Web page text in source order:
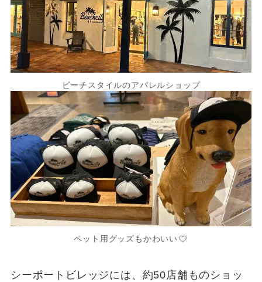
ビーチスタイルのアパレルショップ
ペット用グッズもかわいい
シーポートビレッジには、約50店舗ものショッ